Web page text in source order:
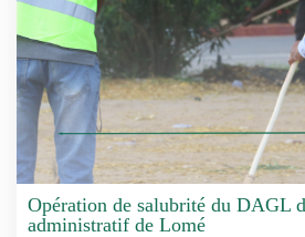
Opération de salubrité du DAGL
administratif de Lomé